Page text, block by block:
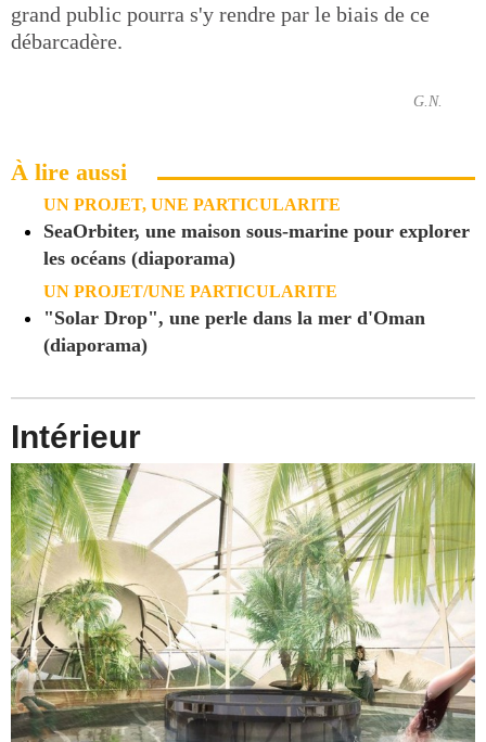
grand public pourra s'y rendre par le biais de ce
débarcadère.
G.N.
À lire aussi
UN PROJET, UNE PARTICULARITE
SeaOrbiter, une maison sous-marine pour explorer
les océans (diaporama)
UN PROJET/UNE PARTICULARITE
"Solar Drop", une perle dans la mer d'Oman
(diaporama)
Intérieur